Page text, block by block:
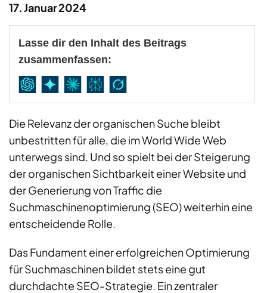
17. Januar 2024
Lasse dir den Inhalt des Beitrags
zusammenfassen:
Die Relevanz der organischen Suche bleibt
unbestritten für alle, die im World Wide Web
unterwegs sind. Und so spielt bei der Steigerung
der organischen Sichtbarkeit einer Website und
der Generierung von Traffic die
Suchmaschinenoptimierung (SEO) weiterhin eine
entscheidende Rolle.
Das Fundament einer erfolgreichen Optimierung
für Suchmaschinen bildet stets eine gut
durchdachte SEO-Strategie. Ein zentraler